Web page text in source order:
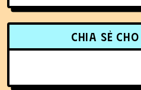
More content
Chia sẻ cho